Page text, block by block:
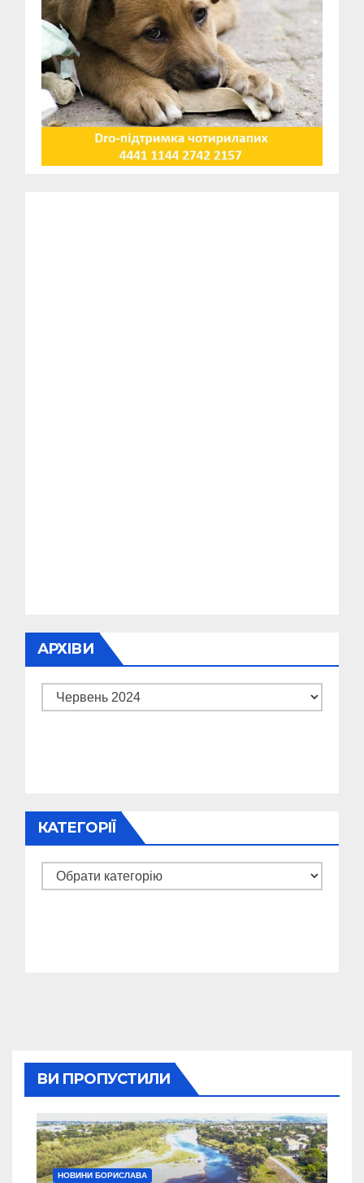
АРХІВИ
Архіви
КАТЕГОРІЇ
Категорії
ВИ ПРОПУСТИЛИ
НОВИНИ БОРИСЛАВА